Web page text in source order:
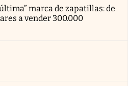
marca de zapatillas: de
a vender 300.000